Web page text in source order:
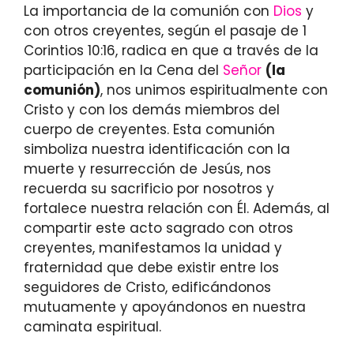
La importancia de la comunión con Dios y
con otros creyentes, según el pasaje de 1
Corintios 10:16, radica en que a través de la
participación en la Cena del Señor (la
comunión), nos unimos espiritualmente con
Cristo y con los demás miembros del
cuerpo de creyentes. Esta comunión
simboliza nuestra identificación con la
muerte y resurrección de Jesús, nos
recuerda su sacrificio por nosotros y
fortalece nuestra relación con Él. Además, al
compartir este acto sagrado con otros
creyentes, manifestamos la unidad y
fraternidad que debe existir entre los
seguidores de Cristo, edificándonos
mutuamente y apoyándonos en nuestra
caminata espiritual.